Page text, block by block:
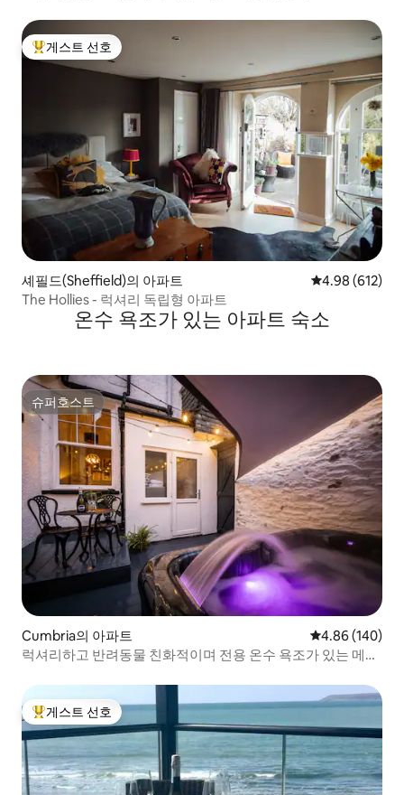
상위 게스트 선호
게스트 선호
셰필드(Sheffield)의 아파트 평점 4.98점(5
4.98 (612)
The Hollies - 럭셔리 독립형 아파트
온수 욕조가 있는 아파트 숙소
슈퍼호스트
슈퍼호스트
Cumbria의 아파트 평점 4.86점(5
4.86 (140)
럭셔리하고 반려동물 친화적이며 전용 온수 욕조가 있는 메종
상위 게스트 선호
게스트 선호